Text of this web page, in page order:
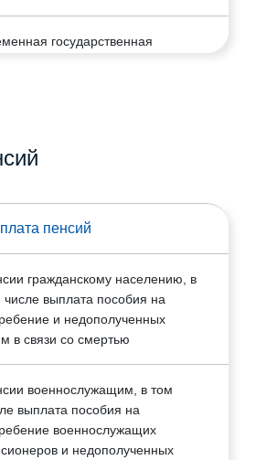
государственная
действий
помощь семьям,
трех и более детей до 16
не имеющим права на
в том числе выплата
на погребение и
сумм в связи со
пенсий
гражданскому населению, в
числе выплата пособия на
и недополученных
в связи со смертью
военнослужащим, в том
выплата пособия на
военнослужащих
и недополученных